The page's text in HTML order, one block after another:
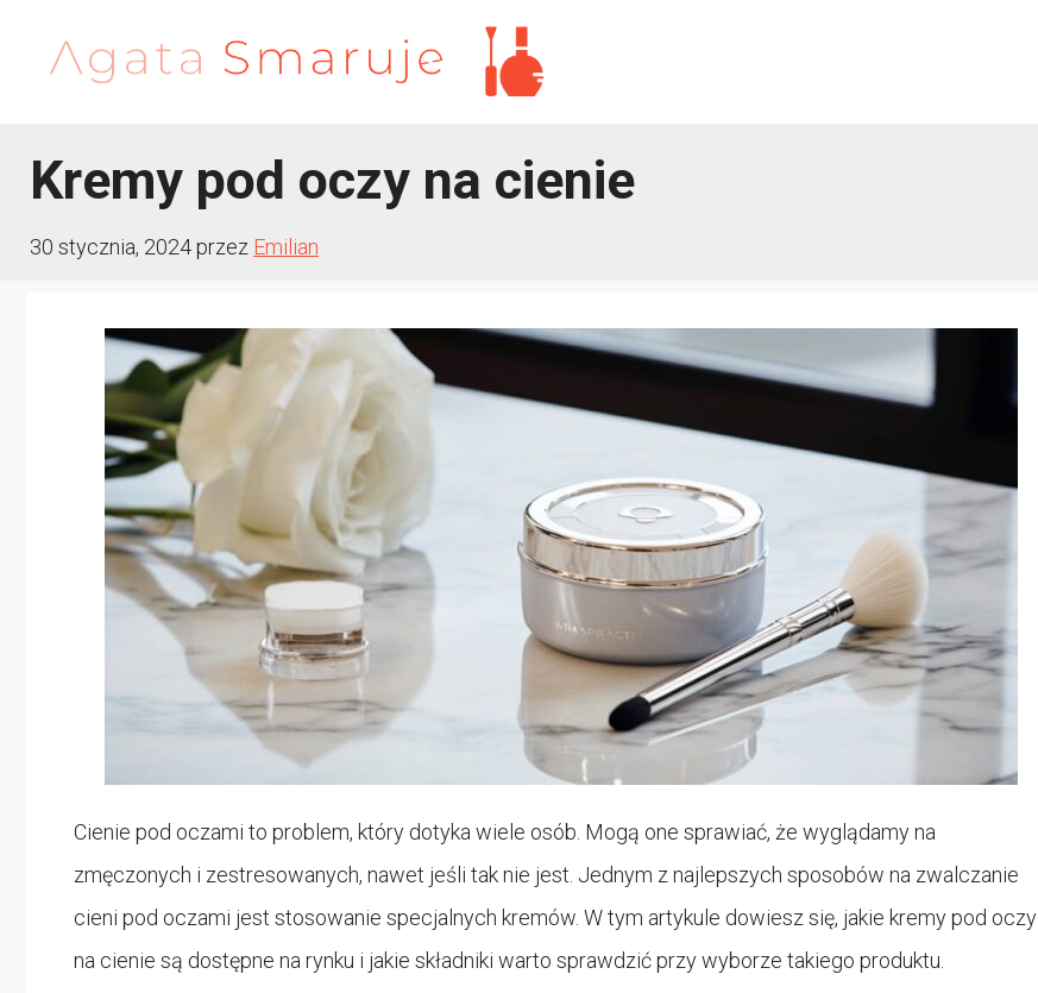
Kremy pod oczy na cienie
30 stycznia, 2024przez Emilian
Cienie pod oczami to problem, który dotyka wiele osób. Mogą one sprawiać, że wyglądamy na
zmęczonych i zestresowanych, nawet jeśli tak nie jest. Jednym z najlepszych sposobów na zwalczanie
cieni pod oczami jest stosowanie specjalnych kremów. W tym artykule dowiesz się, jakie kremy pod oczy
na cienie są dostępne na rynku i jakie składniki warto sprawdzić przy wyborze takiego produktu.